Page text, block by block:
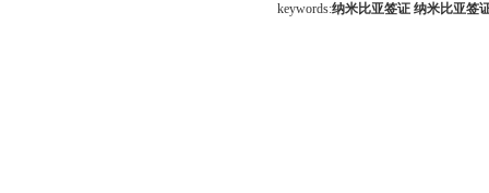
keywords:纳米比亚签证 纳米比亚签